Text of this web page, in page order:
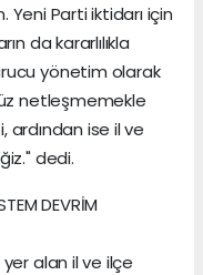
Yeni Parti iktidarı için
da kararlılıkla
yönetim olarak
netleşmemekle
ardından ise il ve
dedi.
DEVRİM
alan il ve ilçe